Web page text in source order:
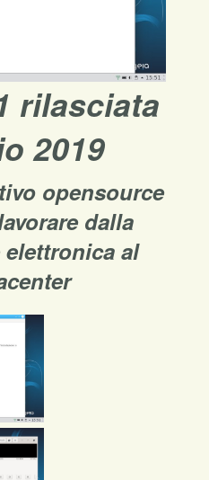
rilasciata
2019
opensource
dalla
al